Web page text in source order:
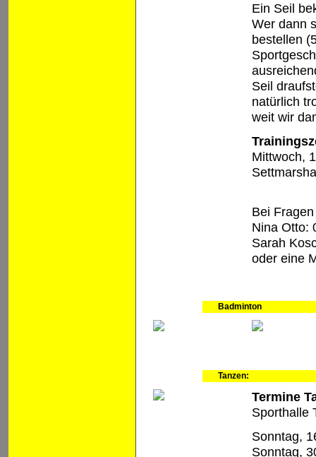
Ein Seil
Wer dann
bestellen
Seil
natürlich
weit wir
Mittwoch,
Bei
Nina Otto:
Sarah
oder eine
Badminton
Tanzen:
Termine
Sporthalle
Sonntag,
Sonntag,